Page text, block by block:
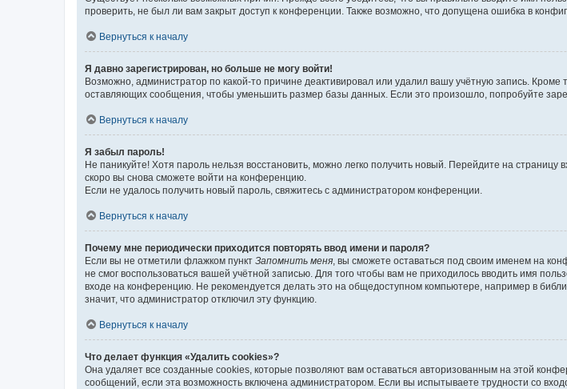
проверить, не был ли вам закрыт доступ к конференции. Также возможно, что допущена ошибка в
Вернуться к началу
Я давно зарегистрирован, но больше не могу войти!
Возможно, администратор по какой-то причине деактивировал или удалил вашу учётную запись.
оставляющих сообщения, чтобы уменьшить размер базы данных. Если это произошло, попробуйте
Вернуться к началу
Я забыл пароль!
Не паникуйте! Хотя пароль нельзя восстановить, можно легко получить новый. Перейдите на
скоро вы снова сможете войти на конференцию.
Если не удалось получить новый пароль, свяжитесь с администратором конференции.
Вернуться к началу
Почему мне периодически приходится повторять ввод имени и пароля?
Если вы не отметили флажком пункт Запомнить меня , вы сможете оставаться под своим именем на
не смог воспользоваться вашей учётной записью. Для того чтобы вам не приходилось вводить имя
входе на конференцию. Не рекомендуется делать это на общедоступном компьютере, например в
значит, что администратор отключил эту функцию.
Вернуться к началу
Что делает функция «Удалить cookies»?
Она удаляет все созданные cookies, которые позволяют вам оставаться авторизованным на этой
сообщений, если эта возможность включена администратором. Если вы испытываете трудности со